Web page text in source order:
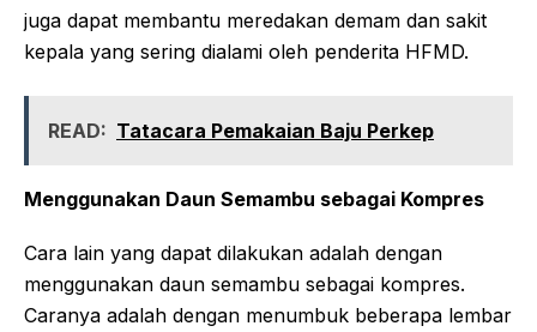
juga dapat membantu meredakan demam dan sakit
kepala yang sering dialami oleh penderita HFMD.
READ: Tatacara Pemakaian Baju Perkep
Menggunakan Daun Semambu sebagai Kompres
Cara lain yang dapat dilakukan adalah dengan
menggunakan daun semambu sebagai kompres.
Caranya adalah dengan menumbuk beberapa lembar